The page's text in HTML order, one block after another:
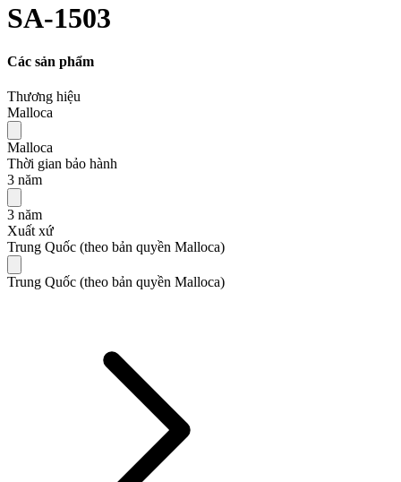
SA-1503
Các sản phẩm
Thương hiệu
Malloca
Malloca
Thời gian bảo hành
3 năm
3 năm
Xuất xứ
Trung Quốc (theo bản quyền Malloca)
Trung Quốc (theo bản quyền Malloca)